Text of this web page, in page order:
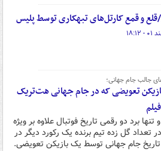
و قمع کارتل‌های تبهکاری توسط پلیس
جالب جام جهانی؛
تعویضی که در جام جهانی هت‌تریک
تنها برد دو رقمی تاریخ فوتبال علاوه بر ویژه
تعداد گل زده تیم برنده یک رکورد دیگر در
جام جهانی توسط یک بازیکن تعویضی.